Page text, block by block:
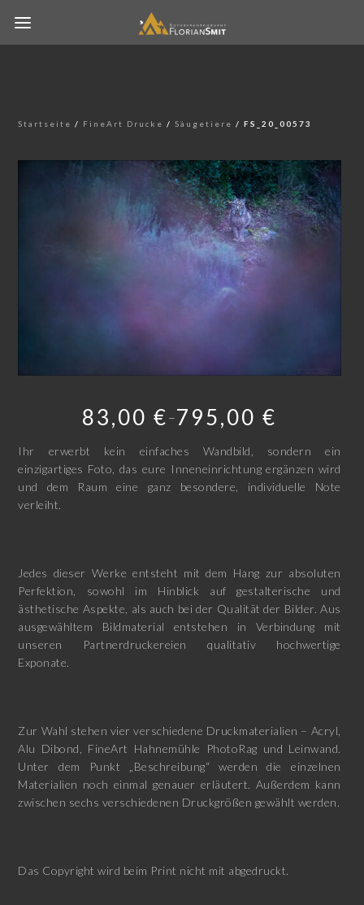
Startseite / FineArt Drucke /Säugetiere / FS_20_00573
83,00€ –795,00 €
Ihr erwerbt kein einfaches Wandbild, sondern ein
einzigartiges Foto, das eure Inneneinrichtung ergänzen wird
und dem Raum eine ganz besondere, individuelle Note
verleiht.
Jedes dieser Werke entsteht mit dem Hang zur absoluten
Perfektion, sowohl im Hinblick auf gestalterische und
ästhetische Aspekte, als auch bei der Qualität der Bilder. Aus
ausgewähltem Bildmaterial entstehen in Verbindung mit
unseren Partnerdruckereien qualitativ hochwertige
Exponate.
Zur Wahl stehen vier verschiedene Druckmaterialien – Acryl,
Alu Dibond, FineArt Hahnemühle PhotoRag und Leinwand.
Unter dem Punkt „Beschreibung“ werden die einzelnen
Materialien noch einmal genauer erläutert. Außerdem kann
zwischen sechs verschiedenen Druckgrößen gewählt werden.
Das Copyright wird beim Print nicht mit abgedruckt.